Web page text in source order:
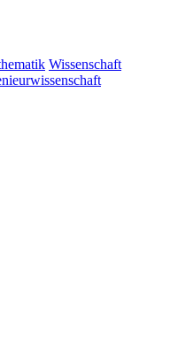
Wissenschaft